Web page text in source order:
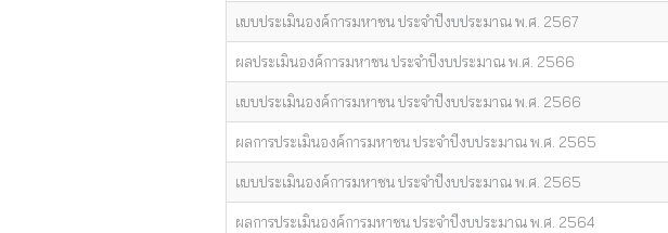
แบบประเมินองค์การมหาชน ประจำปีงบประมาณ พ.ศ. 2567
ผลประเมินองค์การมหาชน ประจำปีงบประมาณ พ.ศ. 2566
แบบประเมินองค์การมหาชน ประจำปีงบประมาณ พ.ศ. 2566
ผลการประเมินองค์การมหาชน ประจำปีงบประมาณ พ.ศ. 2565
แบบประเมินองค์การมหาชน ประจำปีงบประมาณ พ.ศ. 2565
ผลการประเมินองค์การมหาชน ประจำปีงบประมาณ พ.ศ. 2564